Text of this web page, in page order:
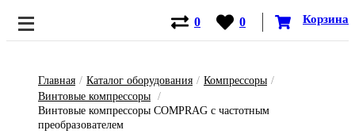
0 0 Корзина
Главная / Каталог оборудования / Компрессоры /
Винтовые компрессоры /
Винтовые компрессоры COMPRAG с частотным
преобразователем